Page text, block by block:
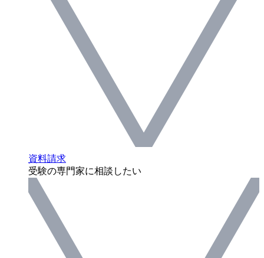
資料請求
受験の専門家に相談したい